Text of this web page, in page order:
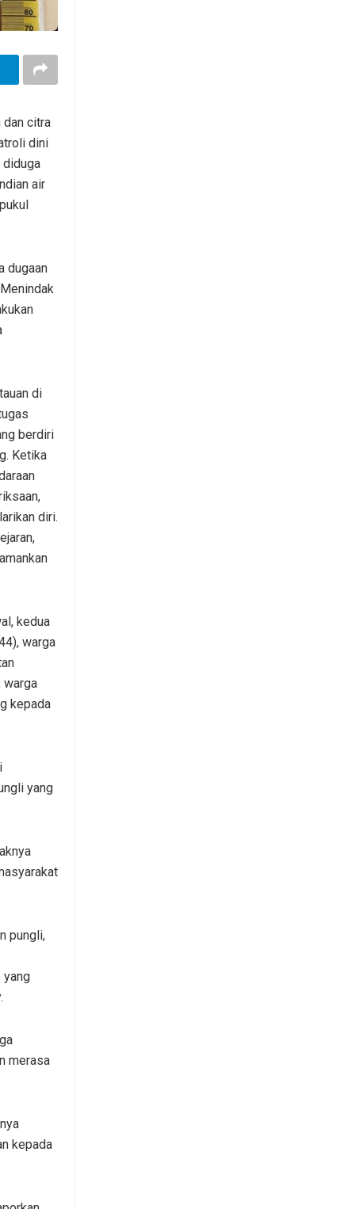
dan citra
dini
diduga
air
dugaan
di
berdiri
Ketika
diri.
kedua
warga
warga
kepada
yang
pungli,
yang
merasa
kepada